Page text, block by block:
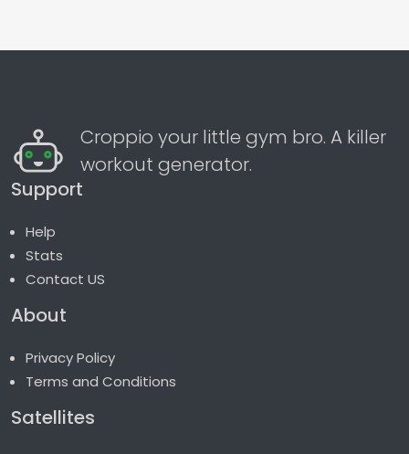
Croppio your little gym bro. A killer
workout generator.
Support
Help
Stats
Contact US
About
Privacy Policy
Terms and Conditions
Satellites